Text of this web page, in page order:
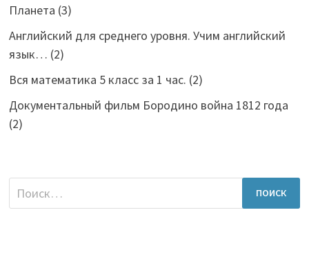
Планета (3)
Английский для среднего уровня. Учим английский
язык… (2)
Вся математика 5 класс за 1 час. (2)
Документальный фильм Бородино война 1812 года
(2)
Найти: